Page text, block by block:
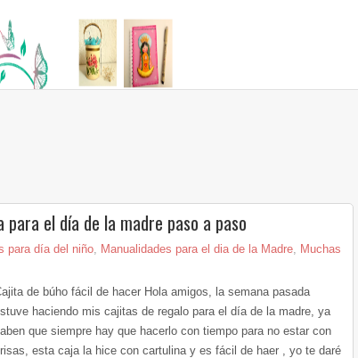
el día de la madre paso a paso
para día del niño, Manualidades para el dia de la Madre, Muchas
de búho fácil de hacer Hola amigos, la semana pasada
haciendo mis cajitas de regalo para el día de la madre, ya
que siempre hay que hacerlo con tiempo para no estar con
esta caja la hice con cartulina y es fácil de haer , yo te daré